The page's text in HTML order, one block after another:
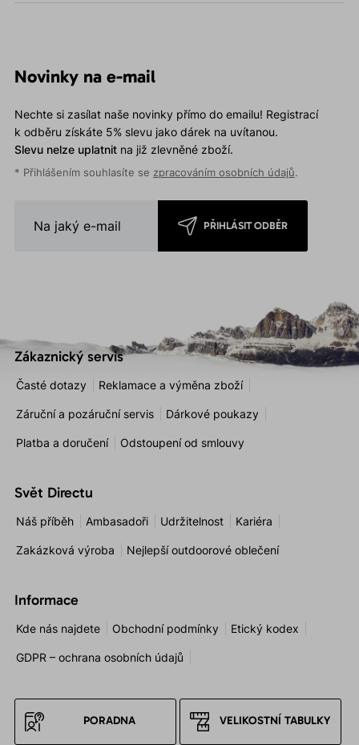
Novinky na e-mail
Nechte si zasílat naše novinky přímo do emailu! Registrací
k odběru získáte 5% slevu jako dárek na uvítanou.
Slevu nelze uplatnitna již zlevněné zboží.
* Přihlášením souhlasíte se zpracováním osobních údajů.
PŘIHLÁSIT ODBĚR
Zákaznický servis
Časté dotazy Reklamace a výměna zboží
Záruční a pozáruční servis Dárkové poukazy
Platba a doručení Odstoupení od smlouvy
Svět Directu
Náš příběh Ambasadoři Udržitelnost Kariéra
Zakázková výroba Nejlepší outdoorové oblečení
Informace
Kde nás najdete Obchodní podmínky Etický kodex
GDPR – ochrana osobních údajů
PORADNA VELIKOSTNÍ TABULKY